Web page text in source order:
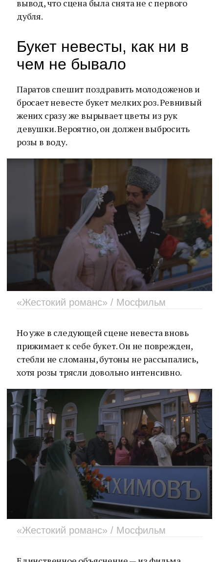
вывод, что сцена была снята не с первого
дубля.
Букет невесты, как ни в
чем не бывало
Паратов спешит поздравить молодоженов и
бросает невесте букет мелких роз. Ревнивый
жених сразу же вырывает цветы из рук
девушки. Вероятно, он должен выбросить
розы в воду.
«Жестокий романс» / Мосфильм
Но уже в следующей сцене невеста вновь
прижимает к себе букет. Он не поврежден,
стебли не сломаны, бутоны не рассыпались,
хотя розы трясли довольно интенсивно.
«Жестокий романс» / Мосфильм